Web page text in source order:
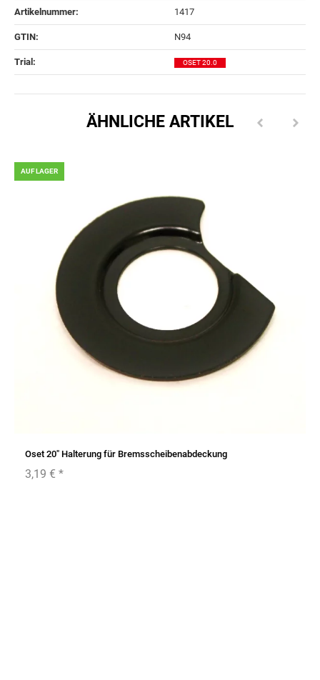
Artikelnummer: 1417
GTIN: N94
Trial‍: OSET 20.0
ÄHNLICHE ARTIKEL
AUF LAGER
Oset 20" Halterung für Bremsscheibenabdeckung
3,19 € *